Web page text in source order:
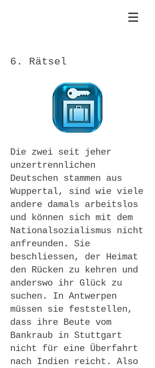
6. Rätsel
Die zwei seit jeher
unzertrennlichen
Deutschen stammen aus
Wuppertal, sind wie viele
andere damals arbeitslos
und können sich mit dem
Nationalsozialismus nicht
anfreunden. Sie
beschliessen, der Heimat
den Rücken zu kehren und
anderswo ihr Glück zu
suchen. In Antwerpen
müssen sie feststellen,
dass ihre Beute vom
Bankraub in Stuttgart
nicht für eine Überfahrt
nach Indien reicht. Also